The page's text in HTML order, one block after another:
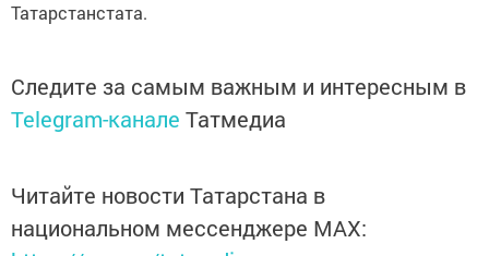
Татарстанстата.
Следите за самым важным и интересным в
Telegram-канале Татмедиа
Читайте новости Татарстана в
национальном мессенджере MАХ: